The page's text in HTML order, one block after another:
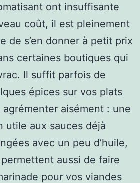
ont insuffisante
coût, il est pleinement
de s’en donner à petit prix
certaines boutiques qui
Il suffit parfois de
épices sur vos plats
agrémenter aisément : une
utile aux sauces déjà
avec un peu d’huile,
aussi de faire
pour vos viandes